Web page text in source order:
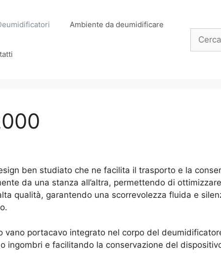
Ambiente da deumidificare
per:
ben studiato che ne facilita il trasporto e la
da una stanza all’altra, permettendo di
qualità, garantendo una scorrevolezza fluida e
portacavo integrato nel corpo del
e facilitando la conservazione del